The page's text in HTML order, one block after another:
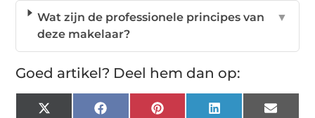
Wat zijn de professionele principes van
deze makelaar?
▼
Goed artikel? Deel hem dan op:
X
FacebookPinterest LinkedIn Email